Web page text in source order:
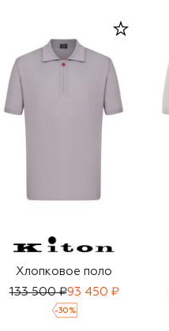
Хлопковое поло
133 500 ₽93 450 ₽
-30 %